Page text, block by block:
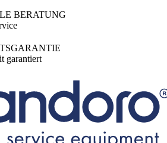
BERATUNG
garantiert